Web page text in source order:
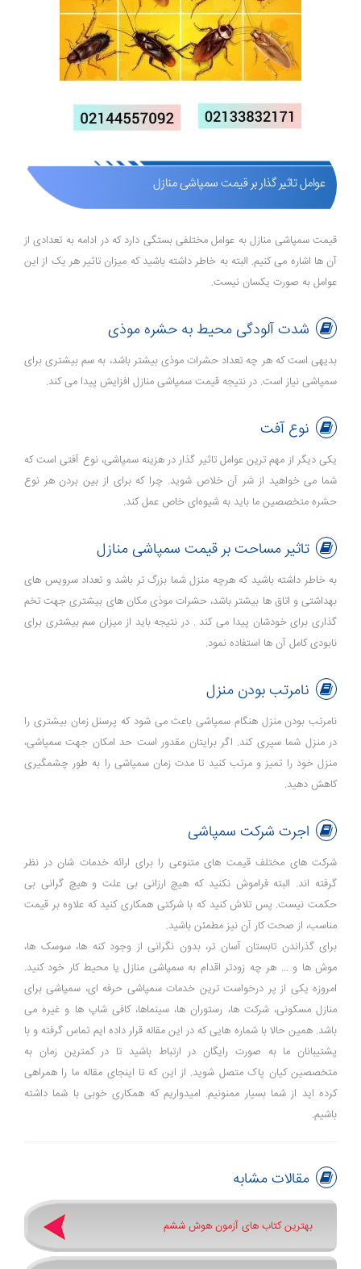
عوامل تاثیر گذار بر قیمت سمپاشی منازل
قیمت سمپاشی منازل به عوامل مختلفی بستگی دارد که در ادامه به تعدادی از
آن ها اشاره می کنیم. البته به خاطر داشته باشید که میزان تاثیر هر یک از این
عوامل به صورت یکسان نیست.
شدت آلودگی محیط به حشره موذی
بدیهی است که هر چه تعداد حشرات موذی بیشتر باشد، به سم بیشتری برای
سمپاشی نیاز است. در نتیجه قیمت سمپاشی منازل افزایش پیدا می کند.
نوع آفت
یکی دیگر از مهم ترین عوامل تاثیر گذار در هزینه سمپاشی، نوع آفتی است که
شما می خواهید از شر آن خلاص شوید. چرا که برای از بین بردن هر نوع
حشره متخصصین ما باید به شیوه‌ای خاص عمل کند.
تاثیر مساحت بر قیمت سمپاشی منازل
به خاطر داشته باشید که هرچه منزل شما بزرگ تر باشد و تعداد سرویس های
بهداشتی و اتاق ها بیشتر باشد، حشرات موذی مکان های بیشتری جهت تخم
گذاری برای خودشان پیدا می کند . در نتیجه باید از میزان سم بیشتری برای
نابودی کامل آن ها استفاده نمود.
نامرتب بودن منزل
نامرتب بودن منزل هنگام سمپاشی باعث می شود که پرسنل زمان بیشتری را
در منزل شما سپری کند. اگر برایتان مقدور است حد امکان جهت سمپاشی،
منزل خود را تمیز و مرتب کنید تا مدت زمان سمپاشی را به طور چشمگیری
کاهش دهید.
اجرت شرکت سمپاشی
شرکت های مختلف قیمت های متنوعی را برای ارائه خدمات شان در نظر
گرفته اند. البته فراموش نکنید که هیچ ارزانی بی علت و هیچ گرانی بی
حکمت نیست. پس تلاش کنید که با شرکتی همکاری کنید که علاوه بر قیمت
مناسب، از صحت کار آن نیز مطمئن باشید.
برای گذراندن تابستان آسان تر، بدون نگرانی از وجود کنه ها، سوسک ها،
موش ها و ... هر چه زودتر اقدام به سمپاشی منازل یا محیط کار خود کنید.
امروزه یکی از پر درخواست ترین خدمات سمپاشی حرفه ای، سمپاشی برای
منازل مسکونی، شرکت ها، رستوران ها، سینماها، کافی شاپ ها و غیره می
باشد. همین حالا با شماره هایی که در این مقاله قرار داده ایم تماس گرفته و با
پشتیبانان ما به صورت رایگان در ارتباط باشید تا در کمترین زمان به
متخصصین کیان پاک متصل شوید. از این که تا اینجای مقاله ما را همراهی
کرده اید از شما بسیار ممنونیم. امیدواریم که همکاری خوبی با شما داشته
باشیم.
مقالات مشابه
بهترین کتاب های آزمون هوش ششم